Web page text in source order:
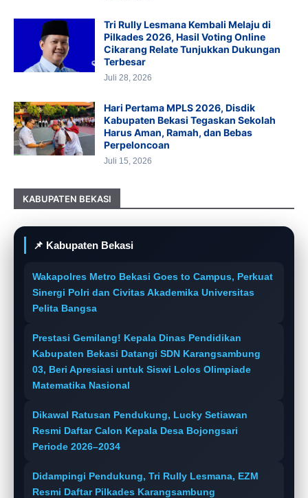
Tri Rully Lesmana Kembali Melaju di
Pilkades 2026, Hasil Voting Online
Cikarang Relate Tunjukkan Dukungan
Terbesar
Juli 28, 2026
Hari Pertama MPLS 2026, Disdik
Kabupaten Bekasi Tegaskan Sekolah
Harus Aman, Ramah, dan Bebas
Perpeloncoan
Juli 15, 2026
KABUPATEN BEKASI
📌 Kabupaten Bekasi
Wakapolres Metro Bekasi Goes to Campus, Perkuat
Sinergi Polri dan Civitas Akademika Universitas
Pelita Bangsa
Prestasi Gemilang! Kepala Dinas Pendidikan
Kabupaten Bekasi Datangi SDN Karangsambung
03, Beri Apresiasi untuk Siswi Lolos Olimpiade
Matematika Nasional
Dikawal Ratusan Pendukung, Lucky Setiawan
Resmi Daftar Calon Kepala Desa Bojongsari
Periode 2026–2034
Didampingi Pendukung, Tri Rully Lesmana, EZM
Resmi Daftar Pilkades Karangsambung